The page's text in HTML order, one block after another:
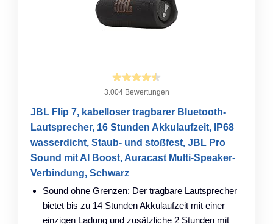
3.004 Bewertungen
JBL Flip 7, kabelloser tragbarer Bluetooth-
Lautsprecher, 16 Stunden Akkulaufzeit, IP68
wasserdicht, Staub- und stoßfest, JBL Pro
Sound mit AI Boost, Auracast Multi-Speaker-
Verbindung, Schwarz
Sound ohne Grenzen: Der tragbare Lautsprecher
bietet bis zu 14 Stunden Akkulaufzeit mit einer
einzigen Ladung und zusätzliche 2 Stunden mit